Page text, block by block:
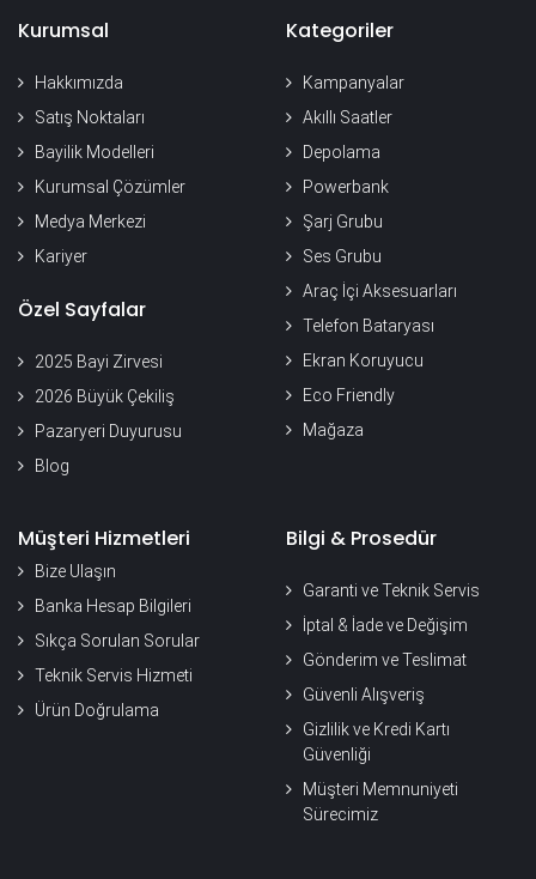
Kurumsal
Hakkımızda
Satış Noktaları
Bayilik Modelleri
Kurumsal Çözümler
Medya Merkezi
Kariyer
Özel Sayfalar
2025 Bayi Zirvesi
2026 Büyük Çekiliş
Pazaryeri Duyurusu
Blog
Kategoriler
Kampanyalar
Akıllı Saatler
Depolama
Powerbank
Şarj Grubu
Ses Grubu
Araç İçi Aksesuarları
Telefon Bataryası
Ekran Koruyucu
Eco Friendly
Mağaza
Müşteri Hizmetleri
Bize Ulaşın
Banka Hesap Bilgileri
Sıkça Sorulan Sorular
Teknik Servis Hizmeti
Ürün Doğrulama
Bilgi & Prosedür
Garanti ve Teknik Servis
İptal & İade ve Değişim
Gönderim ve Teslimat
Güvenli Alışveriş
Gizlilik ve Kredi Kartı
Güvenliği
Müşteri Memnuniyeti
Sürecimiz